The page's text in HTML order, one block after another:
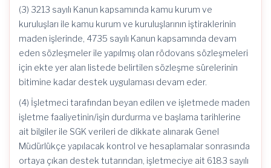
(3) 3213 sayılı Kanun kapsamında kamu kurum ve
kuruluşları ile kamu kurum ve kuruluşlarının iştiraklerinin
maden işlerinde, 4735 sayılı Kanun kapsamında devam
eden sözleşmeler ile yapılmış olan rödovans sözleşmeleri
için ekte yer alan listede belirtilen sözleşme sürelerinin
bitimine kadar destek uygulaması devam eder.
(4) İşletmeci tarafından beyan edilen ve işletmede maden
işletme faaliyetinin/işin durdurma ve başlama tarihlerine
ait bilgiler ile SGK verileri de dikkate alınarak Genel
Müdürlükçe yapılacak kontrol ve hesaplamalar sonrasında
ortaya çıkan destek tutarından, işletmeciye ait 6183 sayılı